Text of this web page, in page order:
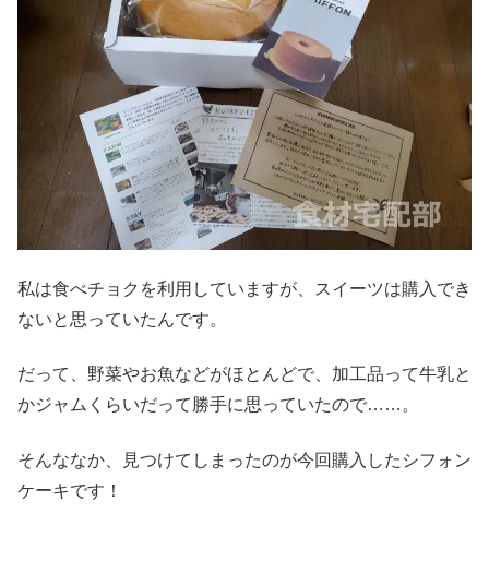
私は食べチョクを利用していますが、スイーツは購入でき
ないと思っていたんです。
だって、野菜やお魚などがほとんどで、加工品って牛乳と
かジャムくらいだって勝手に思っていたので……。
そんななか、見つけてしまったのが今回購入したシフォン
ケーキです！